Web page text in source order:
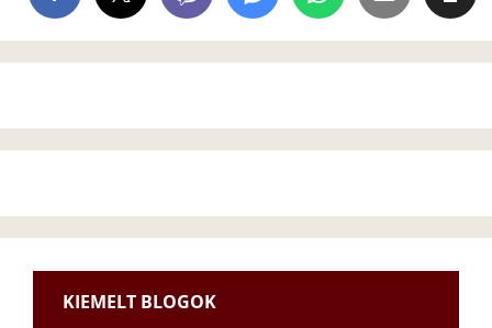
KIEMELT BLOGOK